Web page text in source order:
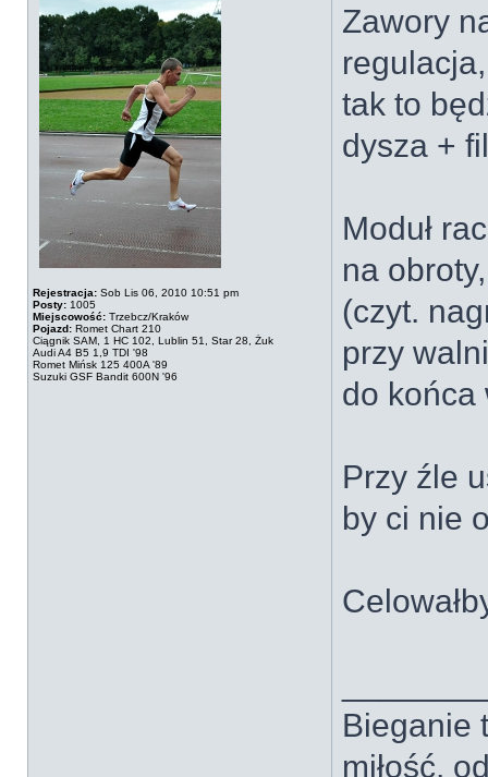
Rejestracja: Sob Lis 06, 2010 10:51 pm
Posty: 1005
Miejscowość: Trzebcz/Kraków
Pojazd: Romet Chart 210
Ciągnik SAM, 1 HC 102, Lublin 51, Star 28, Żuk
Audi A4 B5 1,9 TDI '98
Romet Mińsk 125 400A '89
Suzuki GSF Bandit 600N '96
Zawory
tak to
dysza +
Moduł
na
(czyt.
przy
do końca
Przy źle
by ci nie
Bieganie
miłość,